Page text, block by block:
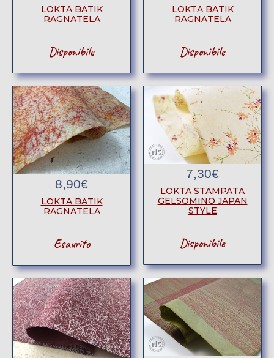
LOKTA BATIK
RAGNATELA
Disponibile
LOKTA BATIK
RAGNATELA
Disponibile
8,90€
LOKTA BATIK
RAGNATELA
Esaurito
7,30€
LOKTA STAMPATA
GELSOMINO JAPAN
STYLE
Disponibile